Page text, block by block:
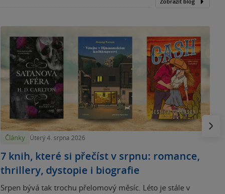
Články Úterý 4. srpna 2026
7 knih, které si přečíst v srpnu: romance,
thrillery, dystopie i biografie
Srpen bývá tak trochu přelomový měsíc. Léto je stále v